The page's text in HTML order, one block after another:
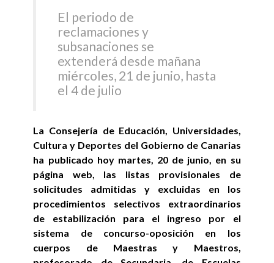
El periodo de
reclamaciones y
subsanaciones se
extenderá desde mañana
miércoles, 21 de junio, hasta
el 4 de julio
La Consejería de Educación, Universidades,
Cultura y Deportes del Gobierno de Canarias
ha publicado hoy martes, 20 de junio, en su
página web, las listas provisionales de
solicitudes admitidas y excluidas en los
procedimientos selectivos extraordinarios
de estabilización para el ingreso por el
sistema de concurso-oposición en los
cuerpos de Maestras y Maestros,